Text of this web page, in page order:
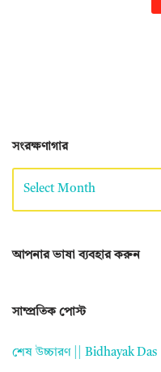
সংরক্ষণাগার
আপনার ভাষা ব্যবহার করুন
সাম্প্রতিক পোস্ট
শেষ উচ্চারণ || Bidhayak Das